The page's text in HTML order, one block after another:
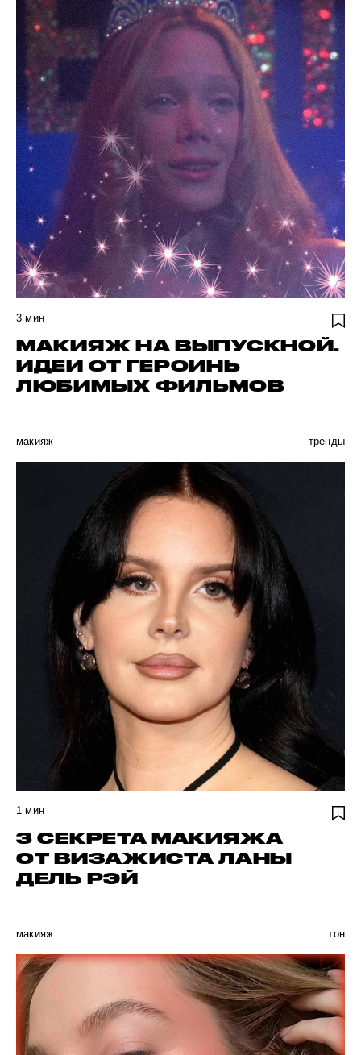
3 мин
МАКИЯЖ НА ВЫПУСКНОЙ.
ИДЕИ ОТ ГЕРОИНЬ
ЛЮБИМЫХ ФИЛЬМОВ
макияж тренды
1 мин
3 СЕКРЕТА МАКИЯЖА
ОТ ВИЗАЖИСТА ЛАНЫ
ДЕЛЬ РЭЙ
макияж тон